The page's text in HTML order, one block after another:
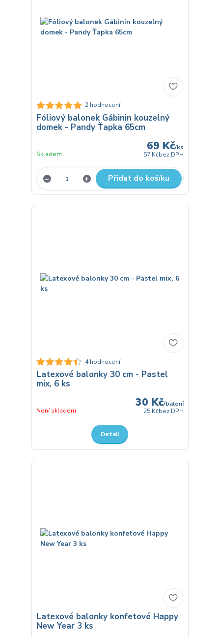
2 hodnocení
Fóliový balonek Gábinin kouzelný
domek - Pandy Ťapka 65cm
69 Kč/ks
57 Kčbez DPH
Skladem
Přidat do košíku
4 hodnocení
Latexové balonky 30 cm - Pastel
mix, 6 ks
30 Kč/balení
25 Kčbez DPH
Není skladem
Detail
Latexové balonky konfetové Happy
New Year 3 ks